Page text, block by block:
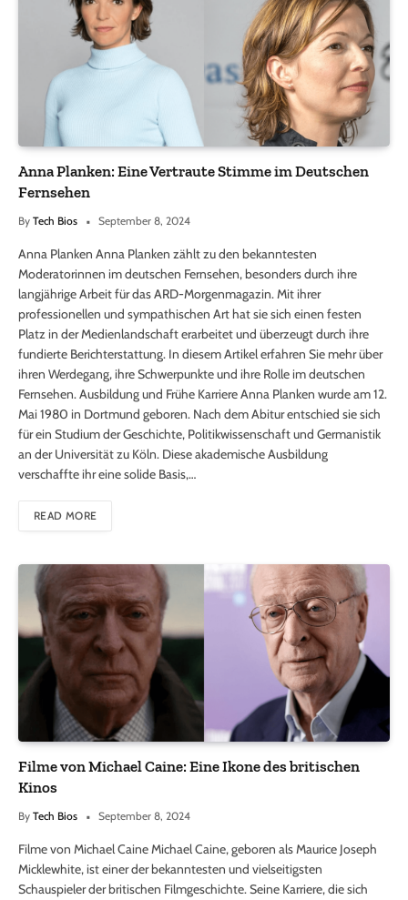
Anna Planken: Eine Vertraute Stimme im Deutschen
Fernsehen
By Tech Bios September 8, 2024
Anna Planken Anna Planken zählt zu den bekanntesten
Moderatorinnen im deutschen Fernsehen, besonders durch ihre
langjährige Arbeit für das ARD-Morgenmagazin. Mit ihrer
professionellen und sympathischen Art hat sie sich einen festen
Platz in der Medienlandschaft erarbeitet und überzeugt durch ihre
fundierte Berichterstattung. In diesem Artikel erfahren Sie mehr über
ihren Werdegang, ihre Schwerpunkte und ihre Rolle im deutschen
Fernsehen. Ausbildung und Frühe Karriere Anna Planken wurde am 12.
Mai 1980 in Dortmund geboren. Nach dem Abitur entschied sie sich
für ein Studium der Geschichte, Politikwissenschaft und Germanistik
an der Universität zu Köln. Diese akademische Ausbildung
verschaffte ihr eine solide Basis,…
READ MORE
Filme von Michael Caine: Eine Ikone des britischen
Kinos
By Tech Bios September 8, 2024
Filme von Michael Caine Michael Caine, geboren als Maurice Joseph
Micklewhite, ist einer der bekanntesten und vielseitigsten
Schauspieler der britischen Filmgeschichte. Seine Karriere, die sich